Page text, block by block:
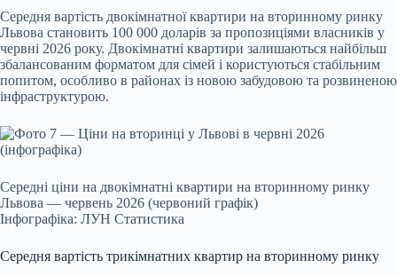
Середня вартість двокімнатної квартири на вторинному ринку
Львова становить 100 000 доларів за пропозиціями власників у
червні 2026 року. Двокімнатні квартири залишаються найбільш
збалансованим форматом для сімей і користуються стабільним
попитом, особливо в районах із новою забудовою та розвиненою
інфраструктурою.
Середні ціни на двокімнатні квартири на вторинному ринку
Львова — червень 2026 (червоний графік)
Інфографіка: ЛУН Статистика
Середня вартість трикімнатних квартир на вторинному ринку